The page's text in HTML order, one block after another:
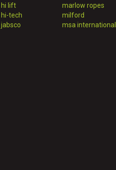
hi lift
hi-tech
jabsco
marlow ropes
milford
msa international